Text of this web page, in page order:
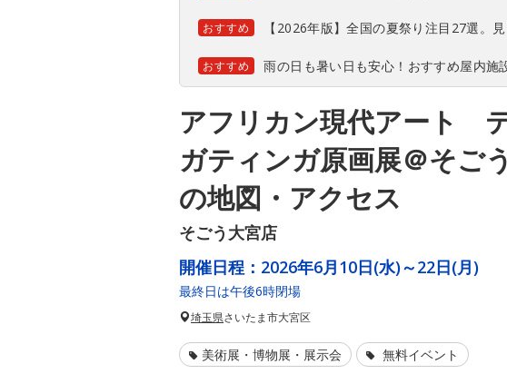
おすすめ 【2026年版】全国の夏祭り注目27選。
おすすめ 雨の日も暑い日も安心！おすすめ屋内施
アフリカン現代アート
ガティンガ原画展＠そご
の地図・アクセス
そごう大宮店
開催日程： 2026年6月10日(水)～22日(月)
最終日は午後6時閉場
埼玉県さいたま市大宮区
美術展・博物展・展示会 無料イベント